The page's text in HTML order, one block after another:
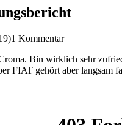
1 Kommentar
Bin wirklich sehr
FIAT gehört aber langsam